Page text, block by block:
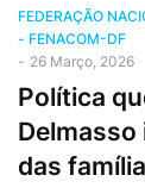
FEDERAÇÃO
- FENACOM-DF
- 26 Março, 2026
Política
das